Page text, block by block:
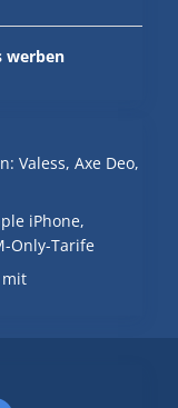
werben
Valess, Axe Deo,
iPhone,
Only-Tarife
mit